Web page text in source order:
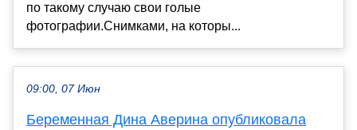
по такому случаю свои голые
фотографии.Снимками, на которы...
09:00, 07 Июн
Беременная Дина Аверина опубликовала